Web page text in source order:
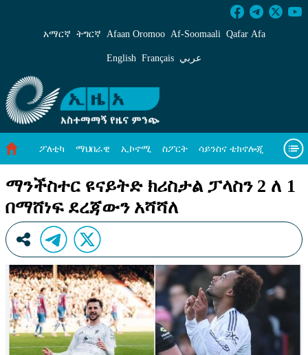
ማንችስተር ዩናይትድ ክሪስታል ፓላስን 2 ለ 1
አማርኛ ትግርኛ Afaan Oromoo Af‑Soomaali Qafar Afa
English Français عربي
ፖለቲካ ማህበራዊ ኢኮኖሚ ስፖርት ሳይንስና ቴክኖሎጂ
አካባቢ ጥበቃ
መጽሔት ስለ እኛ
ማንችስተር ዩናይትድ ክሪስታል ፓላስን 2 ለ 1
በማሸነፍ ደረጃውን አሻሻለ